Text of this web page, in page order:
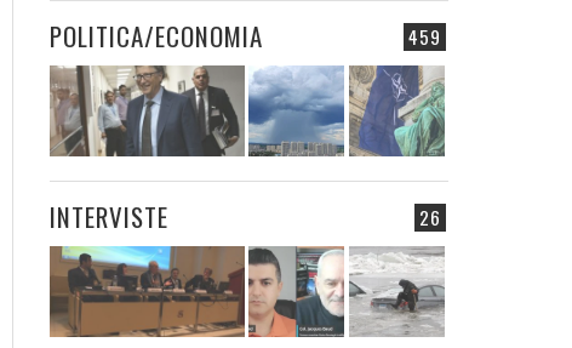
459
POLITICA/ECONOMIA
26
INTERVISTE